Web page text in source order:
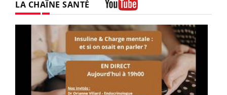
LA CHAÎNE SANTÉ